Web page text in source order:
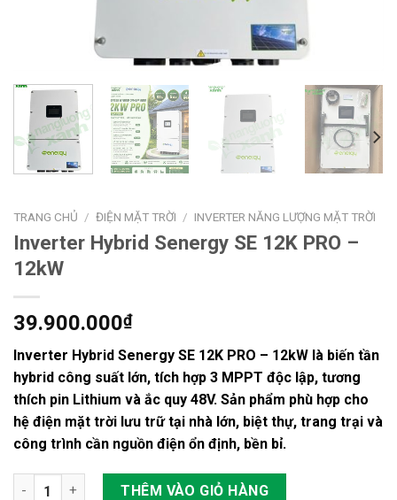
TRANG CHỦ / ĐIỆN MẶT TRỜI / INVERTER NĂNG LƯỢNG MẶT TRỜI
Inverter Hybrid Senergy SE 12K PRO –
12kW
39.900.000₫
Inverter Hybrid Senergy SE 12K PRO – 12kW là biến tần
hybrid công suất lớn, tích hợp 3 MPPT độc lập, tương
thích pin Lithium và ắc quy 48V. Sản phẩm phù hợp cho
hệ điện mặt trời lưu trữ tại nhà lớn, biệt thự, trang trại và
công trình cần nguồn điện ổn định, bền bỉ.
Inverter Hybrid Senergy SE 12K PRO – 12kW số lượng
THÊM VÀO GIỎ HÀNG